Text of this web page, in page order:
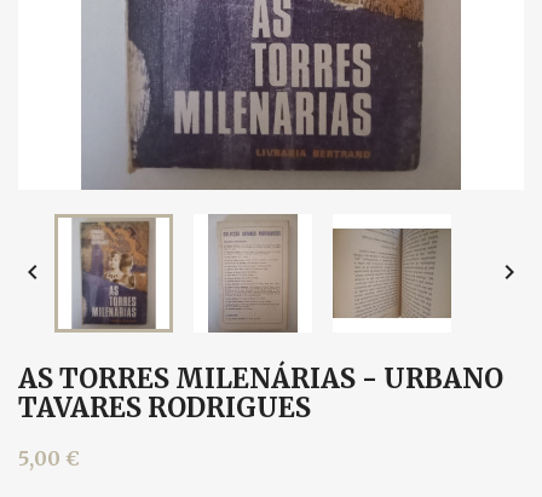
 
AS TORRES MILENÁRIAS - URBANO
TAVARES RODRIGUES
5,00 €